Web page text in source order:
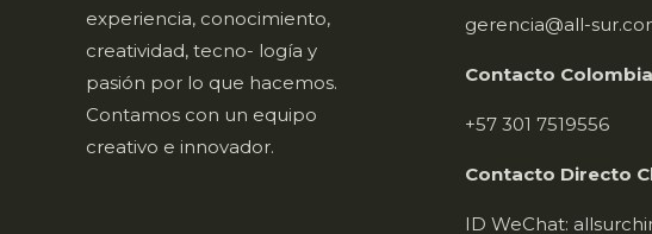
experiencia, conocimiento,
creatividad, tecno- logía y
pasión por lo que hacemos.
Contamos con un equipo
creativo e innovador.
gerencia@all-
Contacto Colombia
+57 301 7519556
Contacto Directo
ID WeChat: